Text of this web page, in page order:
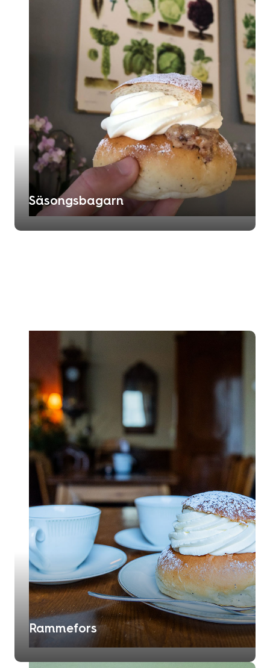
Säsongsbagarn
Rammefors